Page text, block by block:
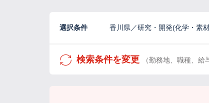
選択条件 香川県／研究・開発(化学・素
検索条件を変更 （勤務地、職種、給